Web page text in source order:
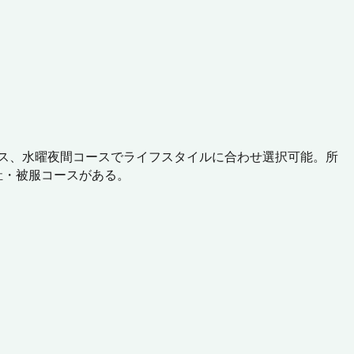
水曜夜間コースでライフスタイルに合わせ選択可能。所
被服コースがある。